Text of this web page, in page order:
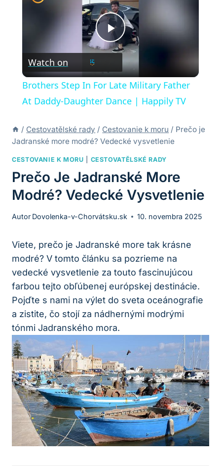
Play
Video
Watch on
Brothers Step In For Late Military Father
At Daddy-Daughter Dance | Happily TV
/ Cestovatělské rady / Cestovanie k moru / Prečo je
Jadranské more modré? Vedecké vysvetlenie
CESTOVANIE K MORU CESTOVATĚLSKÉ RADY
Prečo Je Jadranské More
Modré? Vedecké Vysvetlenie
Autor Dovolenka-v-Chorvátsku.sk 10. novembra 2025
Viete, prečo je Jadranské more tak krásne
modré? V tomto článku sa pozrieme na
vedecké vysvetlenie za touto fascinujúcou
farbou tejto obľúbenej európskej destinácie.
Pojďte s nami na výlet do sveta oceánografie
a zistite, čo stojí za nádhernými modrými
tónmi Jadranského mora.